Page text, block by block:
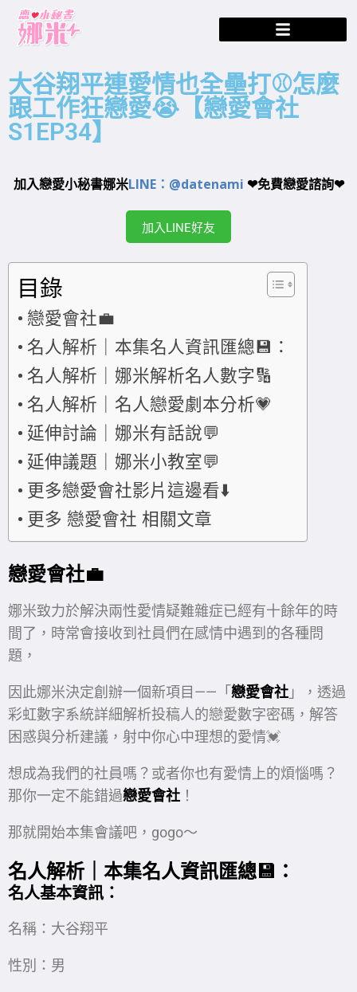
大谷翔平連愛情也全壘打⚾️怎麼
跟工作狂戀愛😭【戀愛會社
S1EP34】
加入戀愛小秘書娜米LINE：@datenami ❤免費戀愛諮詢❤
加入LINE好友
目錄
戀愛會社💼
名人解析｜本集名人資訊匯總💾：
名人解析｜娜米解析名人數字🔢
名人解析｜名人戀愛劇本分析💗
延伸討論｜娜米有話說💬
延伸議題｜娜米小教室💬
更多戀愛會社影片這邊看⬇️
更多 戀愛會社 相關文章
戀愛會社💼
娜米致力於解決兩性愛情疑難雜症已經有十餘年的時
間了，時常會接收到社員們在感情中遇到的各種問
題，
因此娜米決定創辦一個新項目——「戀愛會社 」，透過
彩虹數字系統詳細解析投稿人的戀愛數字密碼，解答
困惑與分析建議，射中你心中理想的愛情💓
想成為我們的社員嗎？或者你也有愛情上的煩惱嗎？
那你一定不能錯過戀愛會社 ！
那就開始本集會議吧，gogo～
名人解析｜本集名人資訊匯總💾：
名人基本資訊：
名稱：大谷翔平
性別：男